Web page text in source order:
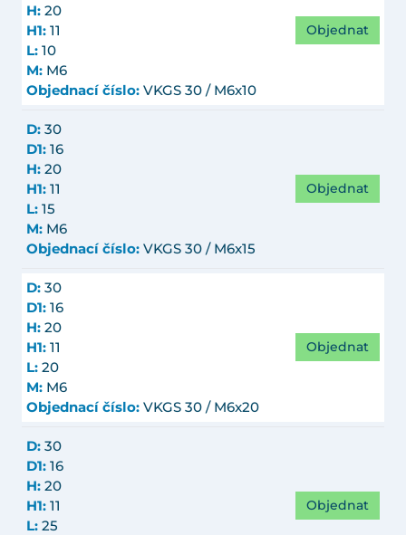
H: 20
H1: 11
L: 10
M: M6
Objednací číslo: VKGS 30 / M6x10
Objednat
D: 30
D1: 16
H: 20
H1: 11
L: 15
M: M6
Objednací číslo: VKGS 30 / M6x15
Objednat
D: 30
D1: 16
H: 20
H1: 11
L: 20
M: M6
Objednací číslo: VKGS 30 / M6x20
Objednat
D: 30
D1: 16
H: 20
H1: 11
L: 25
Objednat